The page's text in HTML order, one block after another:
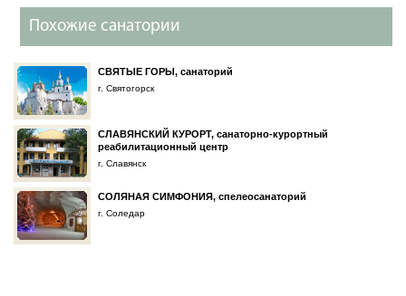
Похожие санатории
СВЯТЫЕ ГОРЫ, санаторий
г. Святогорск
СЛАВЯНСКИЙ КУРОРТ, санаторно-курортный
реабилитационный центр
г. Славянск
СОЛЯНАЯ СИМФОНИЯ, спелеосанаторий
г. Соледар